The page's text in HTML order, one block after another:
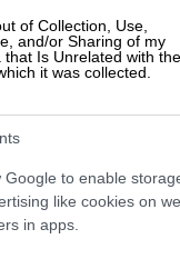
of Collection, Use,
and/or Sharing of my
that Is Unrelated with the
it was collected.
Google to enable
like cookies on
in apps.
23:15
τα
- Τι